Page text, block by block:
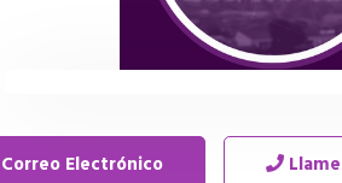
Electrónico Llame